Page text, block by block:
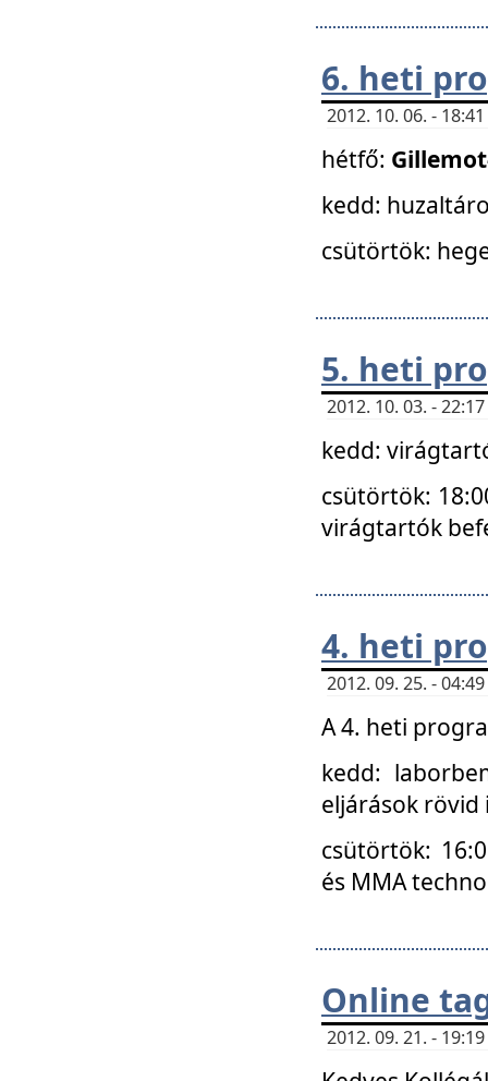
6. heti
2012. 10. 06. -
hétfő:
kedd:
csütörtök:
5. heti
2012. 10. 03. -
kedd:
csütörtök:
virágtartók
4. heti
2012. 09. 25. -
A 4. heti
kedd:
eljárások
csütörtök:
és MMA
Online
2012. 09. 21. -